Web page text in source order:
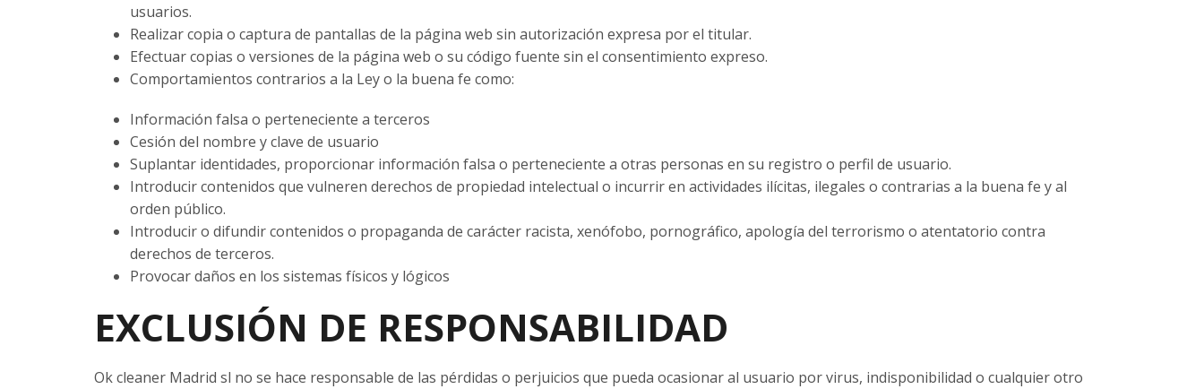
usuarios.
Realizar copia o captura de pantallas de la página web sin autorización expresa por el titular.
Efectuar copias o versiones de la página web o su código fuente sin el consentimiento expreso.
Comportamientos contrarios a la Ley o la buena fe como:
Información falsa o perteneciente a terceros
Cesión del nombre y clave de usuario
Suplantar identidades, proporcionar información falsa o perteneciente a otras personas en su registro o perfil de usuario.
Introducir contenidos que vulneren derechos de propiedad intelectual o incurrir en actividades ilícitas, ilegales o contrarias a la buena fe y al
orden público.
Introducir o difundir contenidos o propaganda de carácter racista, xenófobo, pornográfico, apología del terrorismo o atentatorio contra
derechos de terceros.
Provocar daños en los sistemas físicos y lógicos
EXCLUSIÓN DE RESPONSABILIDAD
Ok cleaner Madrid sl no se hace responsable de las pérdidas o perjuicios que pueda ocasionar al usuario por virus, indisponibilidad o cualquier otro